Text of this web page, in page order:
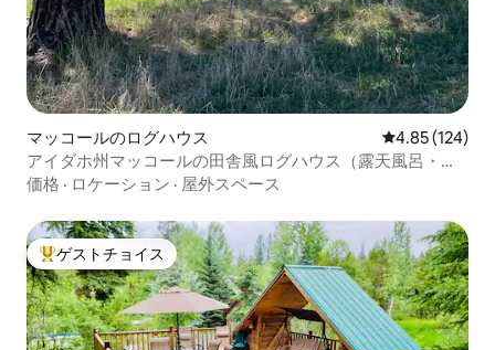
マッコールのログハウス レビュー124
4.85 (124)
アイダホ州マッコールの田舎風ログハウス（露天風呂・ジ
ャグジー付き）
価格 · ロケーション · 屋外スペース
大好評のゲストチョイスです。
ゲストチョイス